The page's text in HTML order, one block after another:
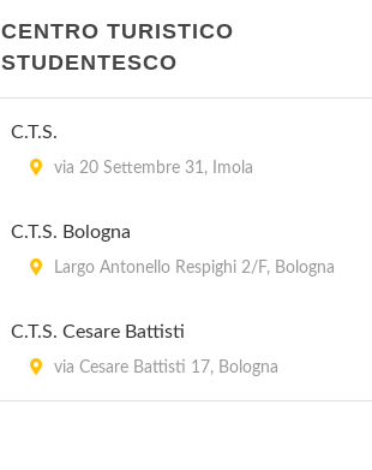
via Cipriani 25, Bologna
CENTRO TURISTICO
STUDENTESCO
C.T.S.
via 20 Settembre 31, Imola
C.T.S. Bologna
Largo Antonello Respighi 2/F, Bologna
C.T.S. Cesare Battisti
via Cesare Battisti 17, Bologna